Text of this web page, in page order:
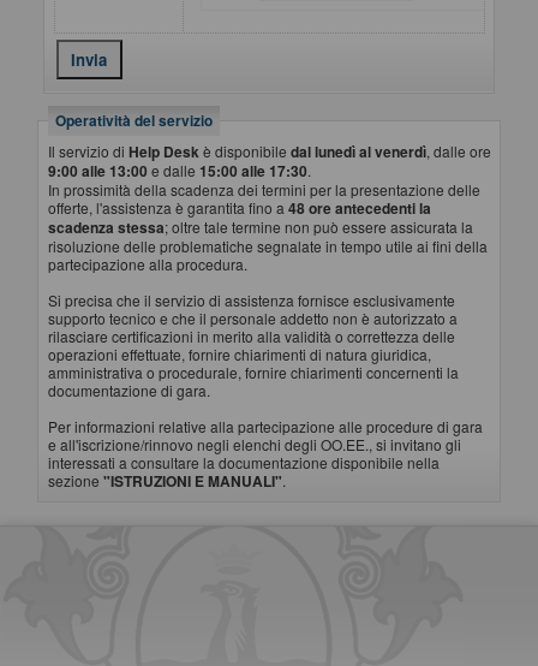
Operatività del servizio
Il servizio di Help Desk è disponibile dal lunedì al venerdì, dalle ore
9:00 alle 13:00 e dalle 15:00 alle 17:30.
In prossimità della scadenza dei termini per la presentazione delle
offerte, l'assistenza è garantita fino a 48 ore antecedenti la
scadenza stessa; oltre tale termine non può essere assicurata la
risoluzione delle problematiche segnalate in tempo utile ai fini della
partecipazione alla procedura.
Si precisa che il servizio di assistenza fornisce esclusivamente
supporto tecnico e che il personale addetto non è autorizzato a
rilasciare certificazioni in merito alla validità o correttezza delle
operazioni effettuate, fornire chiarimenti di natura giuridica,
amministrativa o procedurale, fornire chiarimenti concernenti la
documentazione di gara.
Per informazioni relative alla partecipazione alle procedure di gara
e all'iscrizione/rinnovo negli elenchi degli OO.EE., si invitano gli
interessati a consultare la documentazione disponibile nella
sezione "ISTRUZIONI E MANUALI".